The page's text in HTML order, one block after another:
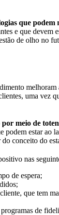
que
e que devem
de olho no
melhoram
uma vez
por meio de
podem estar ao
do conceito do
nas
de espera;
que tem
de